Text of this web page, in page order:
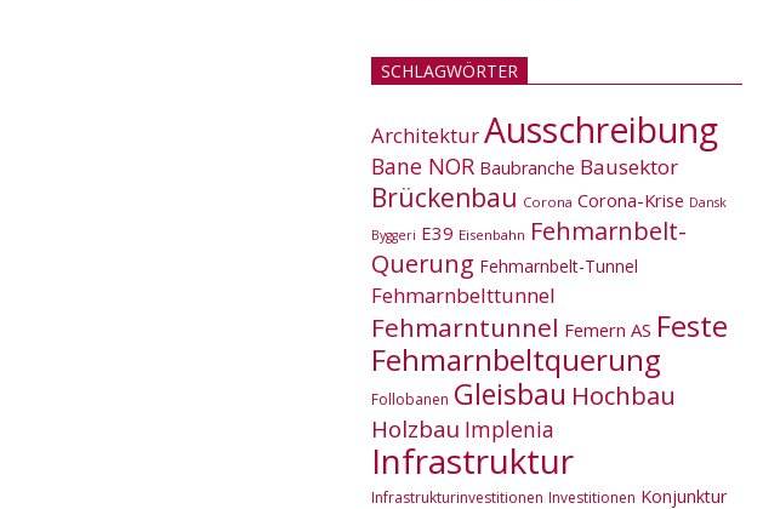
SCHLAGWÖRTER
ArchitekturAusschreibung
Bane NOR Baubranche Bausektor
Brückenbau Corona Corona-Krise Dansk
Byggeri E39 Eisenbahn Fehmarnbelt-
Querung Fehmarnbelt-Tunnel
Fehmarnbelttunnel
Fehmarntunnel Femern AS Feste
Fehmarnbeltquerung
Follobanen Gleisbau Hochbau
Holzbau Implenia
Infrastruktur
Infrastrukturinvestitionen Investitionen Konjunktur